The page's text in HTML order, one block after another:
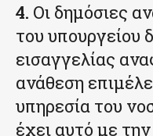
4. Οι δημόσιες
του υπουργείου
εισαγγελίας
ανάθεση
υπηρεσία του
έχει αυτό με